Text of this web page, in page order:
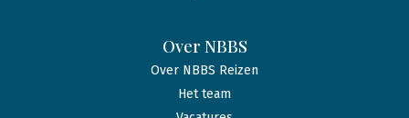
Over NBBS
Over NBBS Reizen
Het team